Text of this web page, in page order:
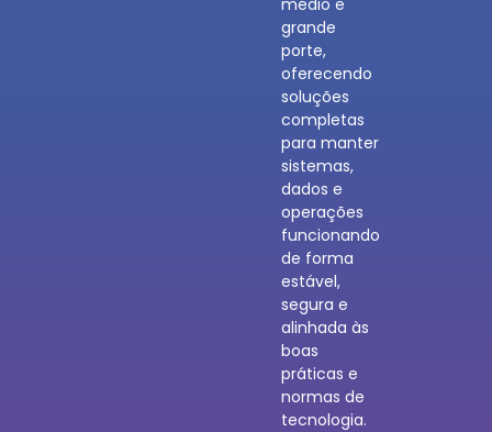
grande
porte,
oferecendo
soluções
completas
para manter
sistemas,
dados e
operações
funcionando
de forma
estável,
segura e
alinhada às
boas
práticas e
normas de
tecnologia.